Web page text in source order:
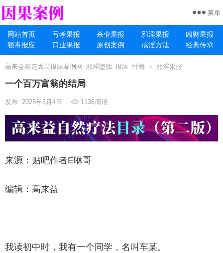
网站首页 亏孝果报 杀业果报 邪淫果报
凶财果报
狠毒报应
口业果报 原创案例 戒淫方法 经典传承
菜单
高来益精选因果报应案例网_邪淫堕胎_报应_忏悔 邪淫果报
一个百万富翁的结局
发布: 2025年5月4日 1136阅读
来源：贴吧作者E咻哥
编辑：高来益
我读初中时，我有一个同学，名叫车某。